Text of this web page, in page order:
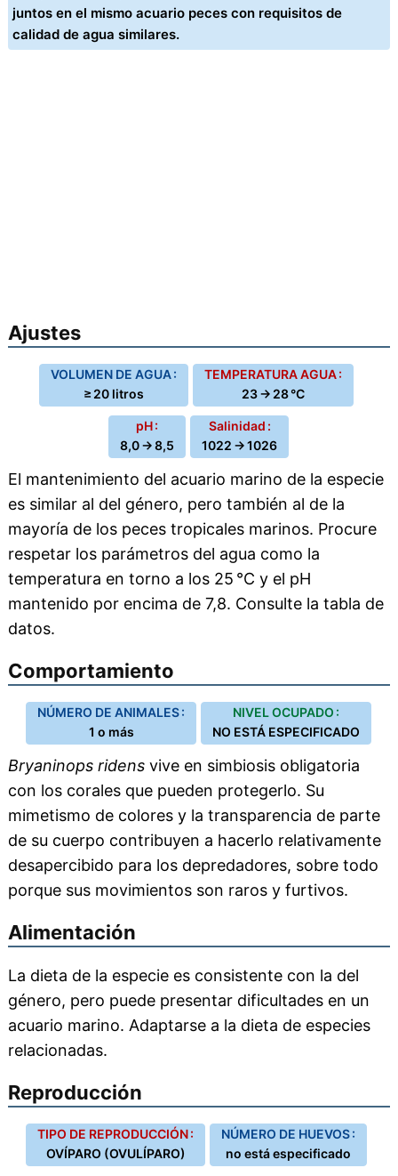
juntos en el mismo acuario peces con requisitos de
calidad de agua similares.
Ajustes
VOLUMEN DE AGUA :
≥ 20 litros
TEMPERATURA AGUA :
23 → 28 °C
pH :
8,0 → 8,5
Salinidad :
1022 → 1026
El mantenimiento del acuario marino de la especie
es similar al del género, pero también al de la
mayoría de los peces tropicales marinos. Procure
respetar los parámetros del agua como la
temperatura en torno a los 25 °C y el pH
mantenido por encima de 7,8. Consulte la tabla de
datos.
Comportamiento
NÚMERO DE ANIMALES :
1 o más
NIVEL OCUPADO :
NO ESTÁ ESPECIFICADO
Bryaninops ridensvive en simbiosis obligatoria
con los corales que pueden protegerlo. Su
mimetismo de colores y la transparencia de parte
de su cuerpo contribuyen a hacerlo relativamente
desapercibido para los depredadores, sobre todo
porque sus movimientos son raros y furtivos.
Alimentación
La dieta de la especie es consistente con la del
género, pero puede presentar dificultades en un
acuario marino. Adaptarse a la dieta de especies
relacionadas.
Reproducción
TIPO DE REPRODUCCIÓN :
OVÍPARO (OVULÍPARO)
NÚMERO DE HUEVOS :
no está especificado